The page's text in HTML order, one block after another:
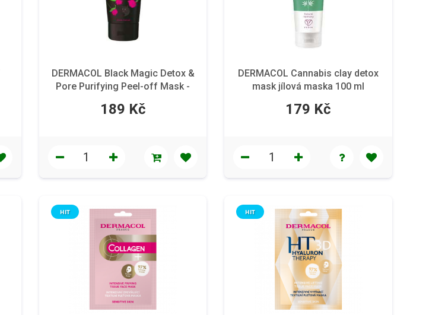
DERMACOL Black Magic Detox &
Pore Purifying Peel-off Mask -
189 Kč
DERMACOL Cannabis clay detox
mask jílová maska 100 ml
179 Kč
HIT HIT